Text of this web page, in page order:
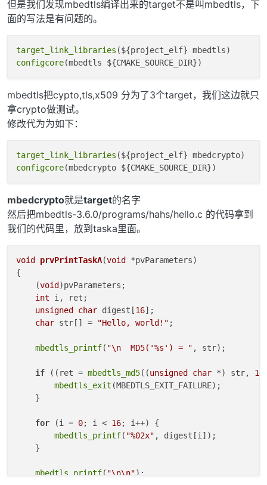
但是我们发现mbedtls编译出来的target不是叫mbedtls，下
面的写法是有问题的。
target_link_libraries
configcore
mbedtls把cypto,tls,x509 分为了3个target，我们这边就只
拿crypto做测试。
修改代为为如下：
target_link_libraries
configcore
mbedcrypto就是target的名字
然后把mbedtls-3.6.0/programs/hahs/hello.c 的代码拿到
我们的代码里，放到taska里面。
void prvPrintTaskA(void
*pvParameters)
{
    (
void )pvParameters;
int i, ret;
unsigned
char digest[16];
char str[] = "Hello, world!" ;
mbedtls_printf( "\n  MD5('%s') = " , str);
if ((ret = mbedtls_md5((unsigned char *) str, 13
mbedtls_exit (MBEDTLS_EXIT_FAILURE);
    }
for (i = 0; i < 16; i++) {
mbedtls_printf( "%02x" , digest[i]);
    }
mbedtls_printf( "\n\n");